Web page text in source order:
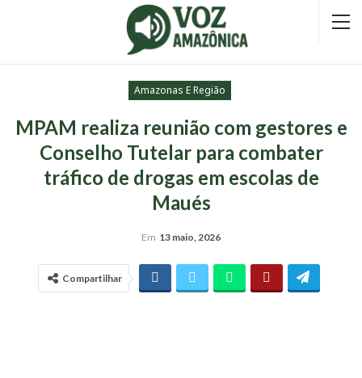
Amazonas E Região
MPAM realiza reunião com gestores e
Conselho Tutelar para combater
tráfico de drogas em escolas de
Maués
Em 13 maio, 2026
Compartilhar